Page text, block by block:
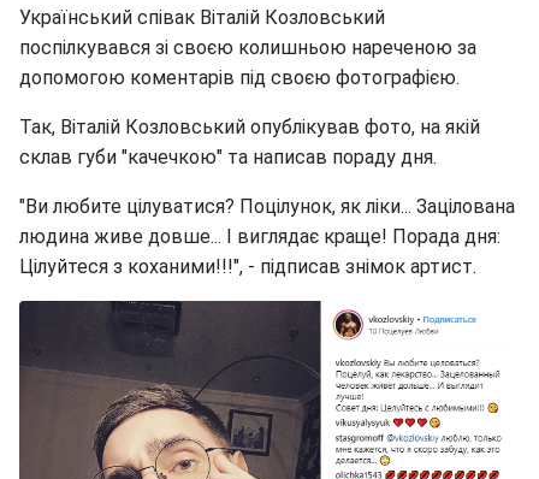
Український співак Віталій Козловський
поспілкувався зі своєю колишньою нареченою за
допомогою коментарів під своєю фотографією.
Так, Віталій Козловський опублікував фото, на якій
склав губи "качечкою" та написав пораду дня.
"Ви любите цілуватися? Поцілунок, як ліки... Зацілована
людина живе довше... І виглядає краще! Порада дня:
Цілуйтеся з коханими!!!", - підписав знімок артист.